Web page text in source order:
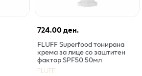
724.00 ден.
FLUFF Superfood тонирана
крема за лице со заштитен
фактор SPF50 50мл
FLUFF